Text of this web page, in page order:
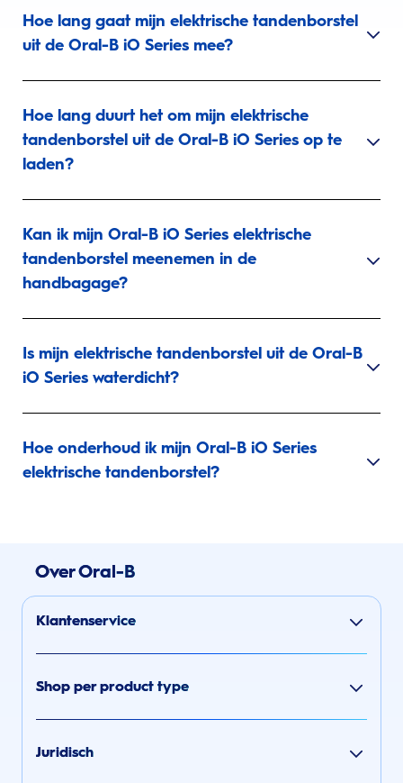
Hoe lang gaat mijn elektrische tandenborstel
uit de Oral-B iO Series mee?
Hoe lang duurt het om mijn elektrische
tandenborstel uit de Oral-B iO Series op te
laden?
Kan ik mijn Oral-B iO Series elektrische
tandenborstel meenemen in de
handbagage?
Is mijn elektrische tandenborstel uit de Oral-B
iO Series waterdicht?
Hoe onderhoud ik mijn Oral-B iO Series
elektrische tandenborstel?
Over Oral-B
Klantenservice
Shop per product type
Juridisch